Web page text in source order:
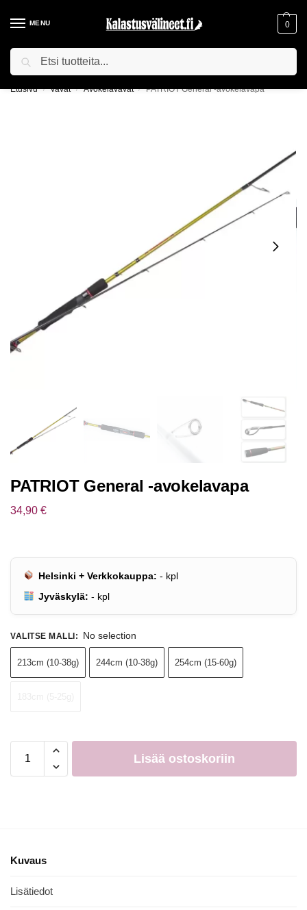
MENU 0
ILMAINEN TOIMITUS YLI 75€ TILAUKSILLE!
Etusivu / Vavat / Avokelavavat / PATRIOT General -avokelavapa
PATRIOT General -avokelavapa
34,90 €
Helsinki + Verkkokauppa: - kpl
Jyväskylä: - kpl
VALITSE MALLI: No selection
213cm (10-38g) 244cm (10-38g) 254cm (15-60g)
Lisää ostoskoriin
Kuvaus
Lisätiedot